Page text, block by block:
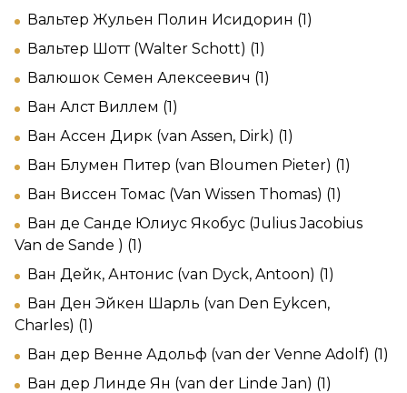
Вальтер Жульен Полин Исидорин (1)
Вальтер Шотт (Walter Schott) (1)
Валюшок Семен Алексеевич (1)
Ван Алст Виллем (1)
Ван Ассен Дирк (van Assen, Dirk) (1)
Ван Блумен Питер (van Bloumen Pieter) (1)
Ван Виссен Томас (Van Wissen Thomas) (1)
Ван де Санде Юлиус Якобус (Julius Jacobius
Van de Sande ) (1)
Ван Дейк, Антонис (van Dyck, Antoon) (1)
Ван Ден Эйкен Шарль (van Den Eykcen,
Charles) (1)
Ван дер Венне Адольф (van der Venne Adolf) (1)
Ван дер Линде Ян (van der Linde Jan) (1)